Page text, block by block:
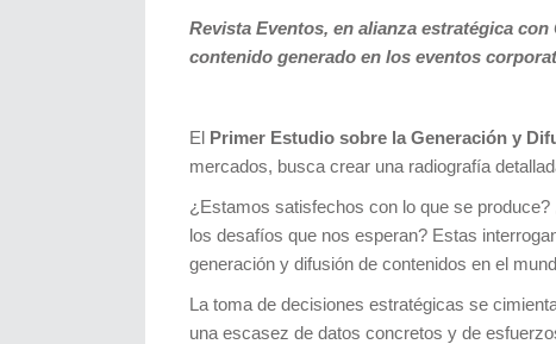
Revista Eventos, en alianza estratégica
contenido generado en los eventos
El Primer Estudio sobre la Generación y
mercados, busca crear una radiografía
¿Estamos satisfechos con lo que se
los desafíos que nos esperan? Estas
generación y difusión de contenidos en el
La toma de decisiones estratégicas se
una escasez de datos concretos y de